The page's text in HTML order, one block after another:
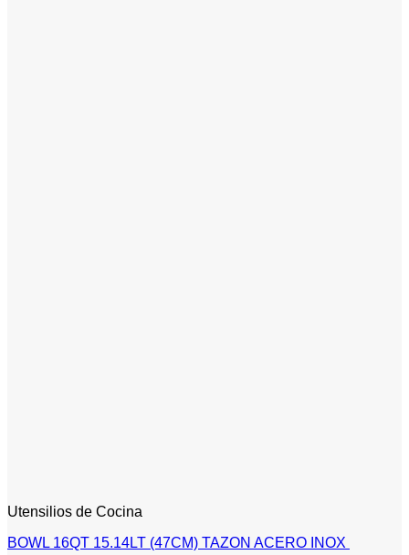
Utensilios de Cocina
BOWL 16QT 15.14LT (47CM) TAZON ACERO INOX